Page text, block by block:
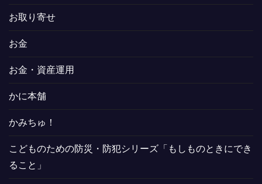
お取り寄せ
お金
お金・資産運用
かに本舗
かみちゅ！
こどものための防災・防犯シリーズ「もしものときにでき
ること」